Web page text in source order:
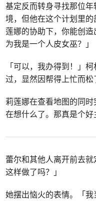
基定反而转身寻找那位
境，但他在这个计划里
莲娜的协助下，你能创
为我是一个人皮女巫？」
「可以，我办得到！」
过，显然因帮得上忙而松
莉莲娜在查看地图的同
在想什么了。那真是个好
蕾尔和其他人离开前去
这样做了吗？」
她摆出恼火的表情。「